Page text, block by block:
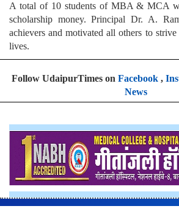
A total of 10 students of MBA & MCA
scholarship money. Principal Dr. A.
achievers and motivated all others to
lives.
Follow UdaipurTimes on Facebook,
News